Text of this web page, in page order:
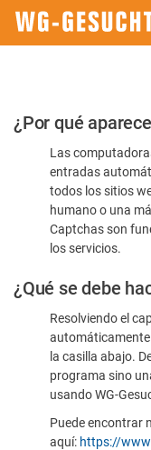
Por
favor,
confirme
humano
¿Por qué
Las
entradas
todos los sitios
humano o una
Captchas son
los servicios.
¿Qué se debe
Resolviendo el
la casilla abajo.
programa sino
usando WG-
Puede encontrar
aquí: https://